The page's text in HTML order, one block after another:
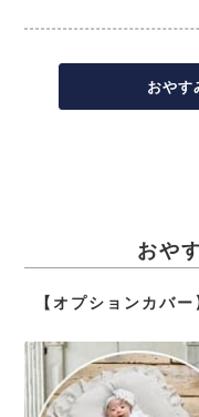
おやす
おや
【オプションカバ